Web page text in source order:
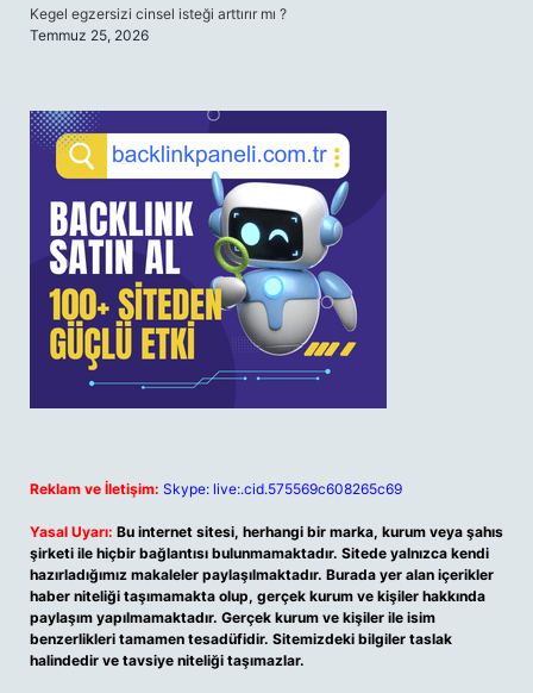
Kegel egzersizi cinsel isteği arttırır mı ?
Temmuz 25, 2026
Reklam ve İletişim: Skype: live:.cid.575569c608265c69
Yasal Uyarı: Bu internet sitesi, herhangi bir marka, kurum veya şahıs
şirketi ile hiçbir bağlantısı bulunmamaktadır. Sitede yalnızca kendi
hazırladığımız makaleler paylaşılmaktadır. Burada yer alan içerikler
haber niteliği taşımamakta olup, gerçek kurum ve kişiler hakkında
paylaşım yapılmamaktadır. Gerçek kurum ve kişiler ile isim
benzerlikleri tamamen tesadüfidir. Sitemizdeki bilgiler taslak
halindedir ve tavsiye niteliği taşımazlar.